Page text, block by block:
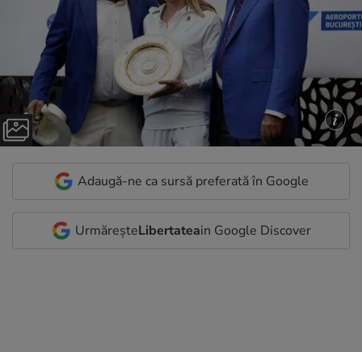
Adaugă-ne ca sursă preferată în Google
UrmăreșteLibertateain Google Discover